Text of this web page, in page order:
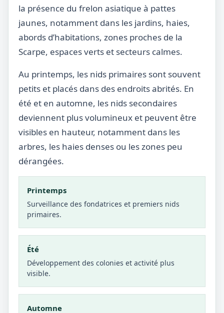
la présence du frelon asiatique à pattes
jaunes, notamment dans les jardins, haies,
abords d’habitations, zones proches de la
Scarpe, espaces verts et secteurs calmes.
Au printemps, les nids primaires sont souvent
petits et placés dans des endroits abrités. En
été et en automne, les nids secondaires
deviennent plus volumineux et peuvent être
visibles en hauteur, notamment dans les
arbres, les haies denses ou les zones peu
dérangées.
Printemps
Surveillance des fondatrices et premiers nids
primaires.
Été
Développement des colonies et activité plus
visible.
Automne